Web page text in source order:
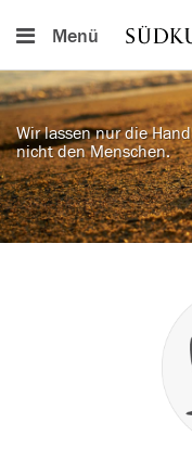
Menü
Wir lassen nur die
nicht den Menschen.